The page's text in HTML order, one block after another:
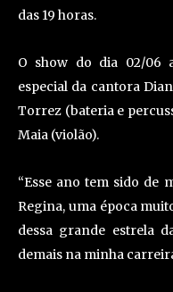
das 19 horas.
O show do dia 02/06
especial da cantora
Torrez (bateria e
Maia (violão).
“Esse ano tem sido de
Regina, uma época
dessa grande estrela
demais na minha